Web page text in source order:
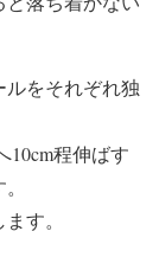
をそれぞれ独
10cm程伸ばす
す。